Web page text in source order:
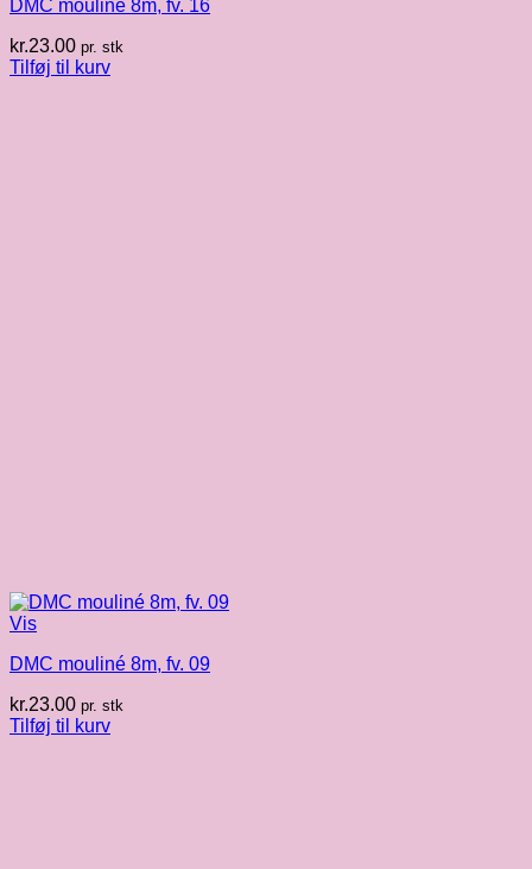
DMC mouliné 8m, fv. 16
kr.23.00 pr. stk
Tilføj til kurv
Vis
DMC mouliné 8m, fv. 09
kr.23.00 pr. stk
Tilføj til kurv